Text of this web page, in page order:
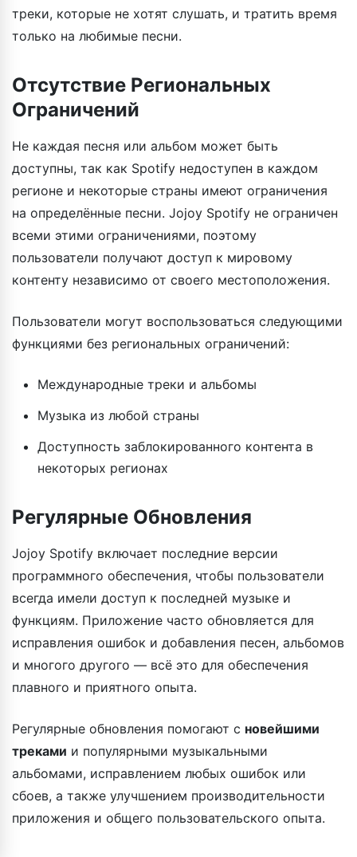
треки, которые не хотят слушать, и тратить время
только на любимые песни.
Отсутствие Региональных
Ограничений
Не каждая песня или альбом может быть
доступны, так как Spotify недоступен в каждом
регионе и некоторые страны имеют ограничения
на определённые песни. Jojoy Spotify не ограничен
всеми этими ограничениями, поэтому
пользователи получают доступ к мировому
контенту независимо от своего местоположения.
Пользователи могут воспользоваться следующими
функциями без региональных ограничений:
Международные треки и альбомы
Музыка из любой страны
Доступность заблокированного контента в
некоторых регионах
Регулярные Обновления
Jojoy Spotify включает последние версии
программного обеспечения, чтобы пользователи
всегда имели доступ к последней музыке и
функциям. Приложение часто обновляется для
исправления ошибок и добавления песен, альбомов
и многого другого — всё это для обеспечения
плавного и приятного опыта.
Регулярные обновления помогают с новейшими
треками и популярными музыкальными
альбомами, исправлением любых ошибок или
сбоев, а также улучшением производительности
приложения и общего пользовательского опыта.